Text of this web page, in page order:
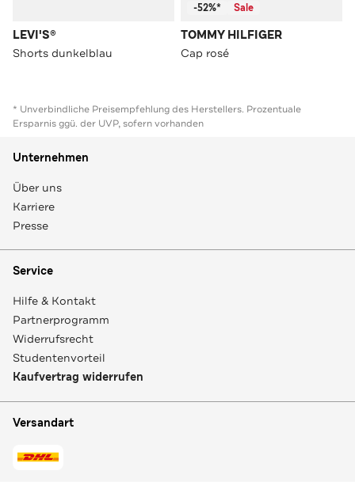
LEVI'S®
Shorts dunkelblau
-52%* Sale
TOMMY HILFIGER
Cap rosé
* Unverbindliche Preisempfehlung des Herstellers. Prozentuale
Ersparnis ggü. der UVP, sofern vorhanden
Unternehmen
Über uns
Karriere
Presse
Service
Hilfe & Kontakt
Partnerprogramm
Widerrufsrecht
Studentenvorteil
Kaufvertrag widerrufen
Versandart